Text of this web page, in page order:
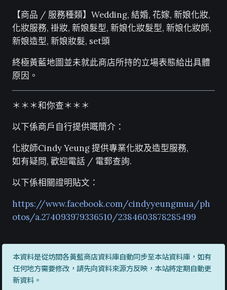
【商品 / 服務種類】Wedding, 結婚, 花嫁, 新娘化妝,
化妝服務, 褂妝, 新娘髮型, 新娘化妝髮型, 新娘化妝師,
新娘造型, 新娘妝髮, set頭
終極黃藍地圖並未就此商店所持的立場表態給出具體
原因。
＊＊＊和你查＊＊＊
以下係商戶自行提供嘅簡介：
化妝師Cindy Yeung 提供專業化妝及造型服務,
如有疑問, 歡迎電話 / 電郵查詢.
以下係相關證明貼文：
https://www.facebook.com/cindyyeungmua/ph
otos/a.274093979336510/2384603878285499
本資料是從坊間各黃藍商店資料庫自動同步至本站資料庫，如有
任何地方需要修改，請先向資料來源方反映，本站將定期自動更
新資料。